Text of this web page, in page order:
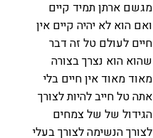
מגשם ארתן תמיד קיים
ואם הוא לא יהיה קיים אין
חיים לעולם טל זה דבר
שהוא הוא נצרך בצורה
מאוד מאוד אין חיים בלי
אתה טל חייב להיות לצורך
הגידול של של צמחים
לצורך הנשימה לצורך בעלי